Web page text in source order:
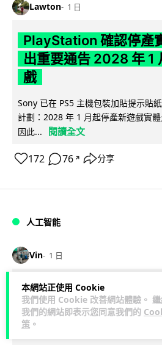
本網站正使用 Cookie
我們使用 Cookie 改善網站體驗。
我們的網站即表示您同意我們的
策 。
Lawton 1 日
PlayStation 確認停產
出重要通告 2028 年 1
戲
Sony 已在 PS5 主機包裝加貼提示貼
計劃：2028 年 1 月起停產新遊戲實
因此...
閱讀全文
172 76 ↗ 分享
人工智能
Vin 1 日
Samsung 展示 Galaxy
手機毋須輸入文字 轉
作